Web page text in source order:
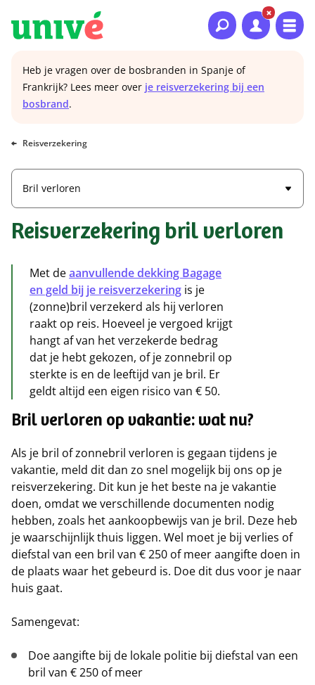
Naar hoofdinhoud
Naar hoofdnavigatie
Naar footer
Heb je vragen over de bosbranden in Spanje of
Frankrijk? Lees meer over je reisverzekering bij een
bosbrand.
Reisverzekering
Bril verloren
Reisverzekering bril verloren
Met deaanvullende dekking Bagage
en geld bij je reisverzekering is je
(zonne)bril verzekerd als hij verloren
raakt op reis. Hoeveel je vergoed krijgt
hangt af van het verzekerde bedrag
dat je hebt gekozen, of je zonnebril op
sterkte is en de leeftijd van je bril. Er
geldt altijd een eigen risico van € 50.
Bril verloren op vakantie: wat nu?
Als je bril of zonnebril verloren is gegaan tijdens je
vakantie, meld dit dan zo snel mogelijk bij ons op je
reisverzekering. Dit kun je het beste na je vakantie
doen, omdat we verschillende documenten nodig
hebben, zoals het aankoopbewijs van je bril. Deze heb
je waarschijnlijk thuis liggen. Wel moet je bij verlies of
diefstal van een bril van € 250 of meer aangifte doen in
de plaats waar het gebeurd is. Doe dit dus voor je naar
huis gaat.
Samengevat:
Doe aangifte bij de lokale politie bij diefstal van een
bril van € 250 of meer